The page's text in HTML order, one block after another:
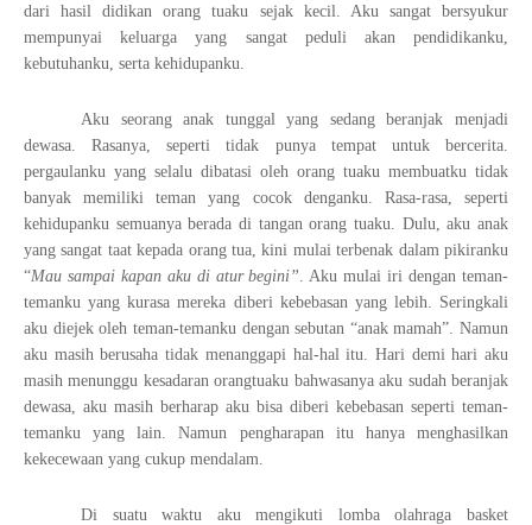
dari hasil didikan orang tuaku sejak kecil. Aku sangat bersyukur
mempunyai keluarga yang sangat peduli akan pendidikanku,
kebutuhanku, serta kehidupanku.
Aku seorang anak tunggal yang sedang beranjak menjadi
dewasa. Rasanya, seperti tidak punya tempat untuk bercerita.
pergaulanku yang selalu dibatasi oleh orang tuaku membuatku tidak
banyak memiliki teman yang cocok denganku. Rasa-rasa, seperti
kehidupanku semuanya berada di tangan orang tuaku. Dulu, aku anak
yang sangat taat kepada orang tua, kini mulai terbenak dalam pikiranku
“Mau sampai kapan aku di atur begini” . Aku mulai iri dengan teman-
temanku yang kurasa mereka diberi kebebasan yang lebih. Seringkali
aku diejek oleh teman-temanku dengan sebutan “anak mamah”. Namun
aku masih berusaha tidak menanggapi hal-hal itu. Hari demi hari aku
masih menunggu kesadaran orangtuaku bahwasanya aku sudah beranjak
dewasa, aku masih berharap aku bisa diberi kebebasan seperti teman-
temanku yang lain. Namun pengharapan itu hanya menghasilkan
kekecewaan yang cukup mendalam.
Di suatu waktu aku mengikuti lomba olahraga basket